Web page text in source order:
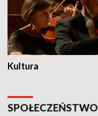
Kultura
SPOŁECZEŃSTWO